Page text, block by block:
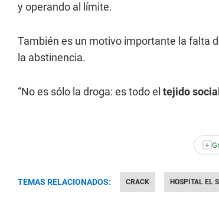
y operando al límite.
También es un motivo importante la falta
la abstinencia.
“No es sólo la droga: es todo el tejido social
+
TEMAS RELACIONADOS: CRACK HOSPITAL EL